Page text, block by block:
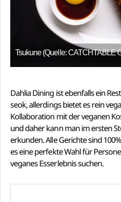
Tsukune (Quelle: CATCHTABLE
Dahlia Dining ist ebenfalls ein
seok, allerdings bietet es rein
Kollaboration mit der veganen
und daher kann man im ersten
erkunden. Alle Gerichte sind
es eine perfekte Wahl für
veganes Esserlebnis suchen.